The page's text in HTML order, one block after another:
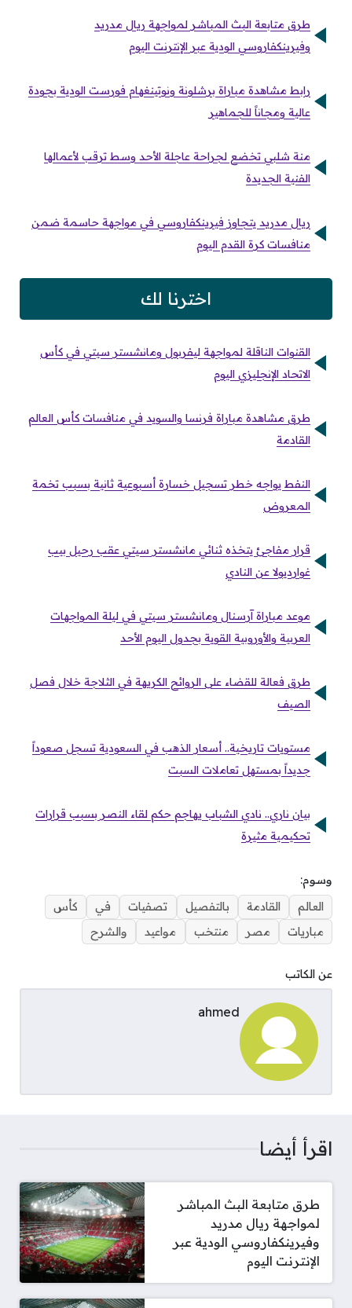
طرق متابعة البث المباشر لمواجهة ريال مدريد
وفيرينكفاروسي الودية عبر الإنترنت اليوم
رابط مشاهدة مباراة برشلونة ونوتينغهام فورست الودية بجودة
عالية ومجاناً للجماهير
منة شلبي تخضع لجراحة عاجلة الأحد وسط ترقب لأعمالها
الفنية الجديدة
ريال مدريد يتجاوز فيرينكفاروسي في مواجهة حاسمة ضمن
منافسات كرة القدم اليوم
اخترنا لك
القنوات الناقلة لمواجهة ليفربول ومانشستر سيتي في كأس
الاتحاد الإنجليزي اليوم
طرق مشاهدة مباراة فرنسا والسويد في منافسات كأس العالم
القادمة
النفط يواجه خطر تسجيل خسارة أسبوعية ثانية بسبب تخمة
المعروض
قرار مفاجئ يتخذه ثنائي مانشستر سيتي عقب رحيل بيب
غوارديولا عن النادي
موعد مباراة آرسنال ومانشستر سيتي في ليلة المواجهات
العربية والأوروبية القوية بجدول اليوم الأحد
طرق فعالة للقضاء على الروائح الكريهة في الثلاجة خلال فصل
الصيف
مستويات تاريخية.. أسعار الذهب في السعودية تسجل صعوداً
جديداً بمستهل تعاملات السبت
بيان ناري.. نادي الشباب يهاجم حكم لقاء النصر بسبب قرارات
تحكيمية مثيرة
وسوم:
العالم
القادمة بالتفصيل تصفيات في
كأس
مباريات
مصر منتخب مواعيد والشرح
عن الكاتب
ahmed
اقرأ أيضا
طرق متابعة البث المباشر
لمواجهة ريال مدريد
وفيرينكفاروسي الودية عبر
الإنترنت اليوم